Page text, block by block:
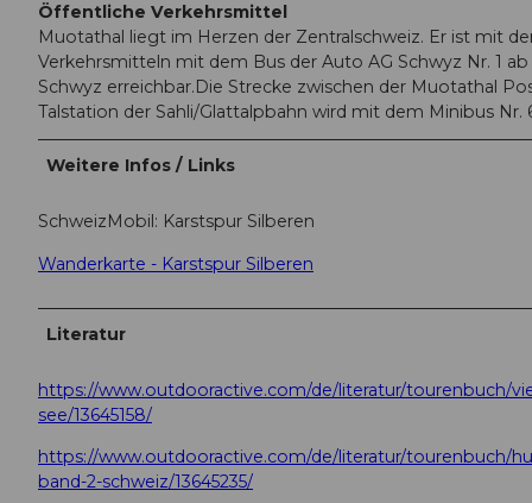
Öffentliche Verkehrsmittel
Muotathal liegt im Herzen der Zentralschweiz. Er ist mit
Verkehrsmitteln mit dem Bus der Auto AG Schwyz Nr. 1
Schwyz erreichbar.Die Strecke zwischen der Muotathal
Talstation der Sahli/Glattalpbahn wird mit dem Minibus Nr.
Weitere Infos / Links
SchweizMobil: Karstspur Silberen
Wanderkarte - Karstspur Silberen
Literatur
https://www.outdooractive.com/de/literatur/tourenbuch/
see/13645158/
https://www.outdooractive.com/de/literatur/tourenbuch/
band-2-schweiz/13645235/